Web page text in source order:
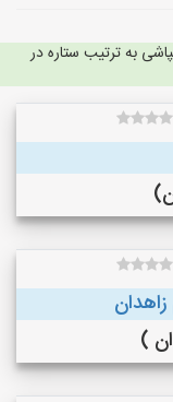
به ترتیب ستاره در